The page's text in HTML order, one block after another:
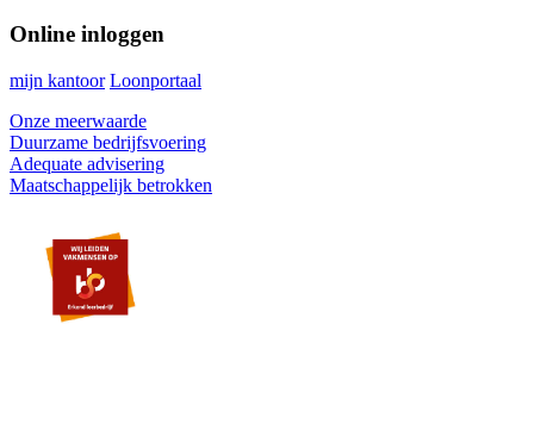
Online inloggen
mijn kantoor Loonportaal
Onze meerwaarde
Duurzame bedrijfsvoering
Adequate advisering
Maatschappelijk betrokken